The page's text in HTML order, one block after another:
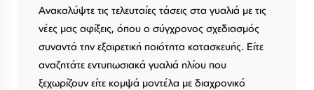
Ανακαλύψτε τις τελευταίες τάσεις στα γυαλιά με τις
νέες μας αφίξεις, όπου ο σύγχρονος σχεδιασμός
συναντά την εξαιρετική ποιότητα κατασκευής. Είτε
αναζητάτε εντυπωσιακά γυαλιά ηλίου που
ξεχωρίζουν είτε κομψά μοντέλα με διαχρονικό